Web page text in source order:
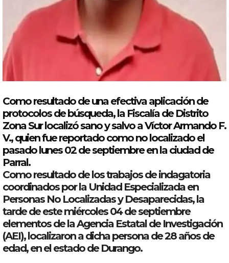
Como resultado de una efectiva aplicación de
protocolos de búsqueda, la Fiscalía de Distrito
Zona Sur localizó sano y salvo a Víctor Armando F.
V., quien fue reportado como no localizado el
pasado lunes 02 de septiembre en la ciudad de
Parral.
Como resultado de los trabajos de indagatoria
coordinados por la Unidad Especializada en
Personas No Localizadas y Desaparecidas, la
tarde de este miércoles 04 de septiembre
elementos de la Agencia Estatal de Investigación
(AEI), localizaron a dichapersonade 28 años de
edad, en el estado deDurango.